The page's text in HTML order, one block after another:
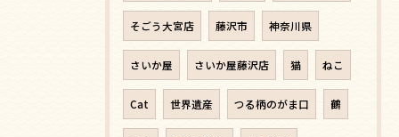
そごう大宮店 藤沢市 神奈川県
さいか屋 さいか屋藤沢店 猫 ねこ
Cat 世界遺産 つる柄のがま口 鶴